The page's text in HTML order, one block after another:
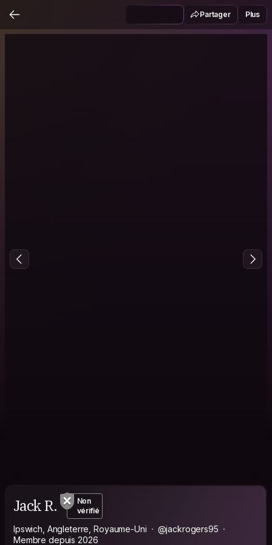
Partager Plus
Jack R.
Non
vérifié
Ipswich, Angleterre, Royaume-Uni
@jackrogers95
Membre depuis 2026